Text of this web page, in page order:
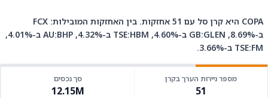
COPA היא קרן סל עם 51 אחזקות. בין האחזקות המובילות: FCX
ב-8.69%, GB:GLEN ב-4.60%, TSE:HBM ב-4.32%, AU:BHP ב-4.01%,
TSE:FM ב-3.66%.
מספר ניירות הערך בקרן
51
סך נכסים
12.15M